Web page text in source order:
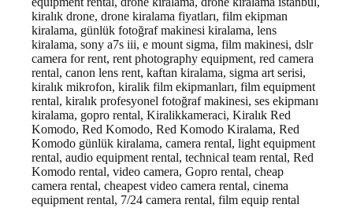
kiralık drone, drone kiralama fiyatları, film ekipman
kiralama, günlük fotoğraf makinesi kiralama, lens
kiralama, sony a7s iii, e mount sigma, film makinesi, dslr
camera for rent, rent photography equipment, red camera
rental, canon lens rent, kaftan kiralama, sigma art serisi,
kiralık mikrofon, kiralik film ekipmanları, film equipment
rental, kiralık profesyonel fotoğraf makinesi, ses ekipmanı
kiralama, gopro rental, Kiralikkameraci, Kiralık Red
Komodo, Red Komodo, Red Komodo Kiralama, Red
Komodo günlük kiralama, camera rental, light equipment
rental, audio equipment rental, technical team rental, Red
Komodo rental, video camera, Gopro rental, cheap
camera rental, cheapest video camera rental, cinema
equipment rental, 7/24 camera rental, film equip rental